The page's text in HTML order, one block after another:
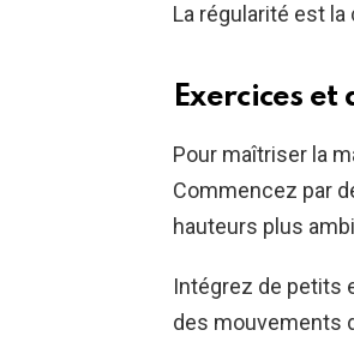
La régularité est
Exercices
Pour maîtriser la
Commencez par
hauteurs plus
Intégrez de petits
des mouvements